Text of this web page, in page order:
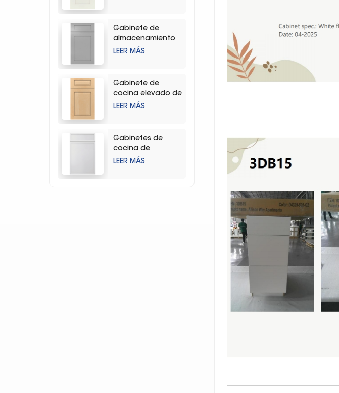
Gabinete de
almacenamiento
de cocina con
LEER MÁS
Gabinete de
cocina elevado de
madera dura
LEER MÁS
Gabinetes de
cocina de
almacenamiento
LEER MÁS